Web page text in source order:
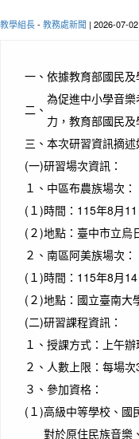
教學組長- 教務處新聞 | 2026-07-
一、 依據教育部國民
二、
為促進中小學音
力，教育部國民
三、 本次研習資訊摘述
(一)研習場次資訊：
１、 中區布農族場次：
(１)時間：115年8月
(２)地點：臺中市立烏
２、 南區阿美族場次：
(１)時間：115年8月
(２)地點：國立臺南大
(二)研習課程資訊：
１、 授課方式：上午
２、 人數上限：每場次
３、 參加資格：
(１)高級中等學校、國
對於原住民族音樂